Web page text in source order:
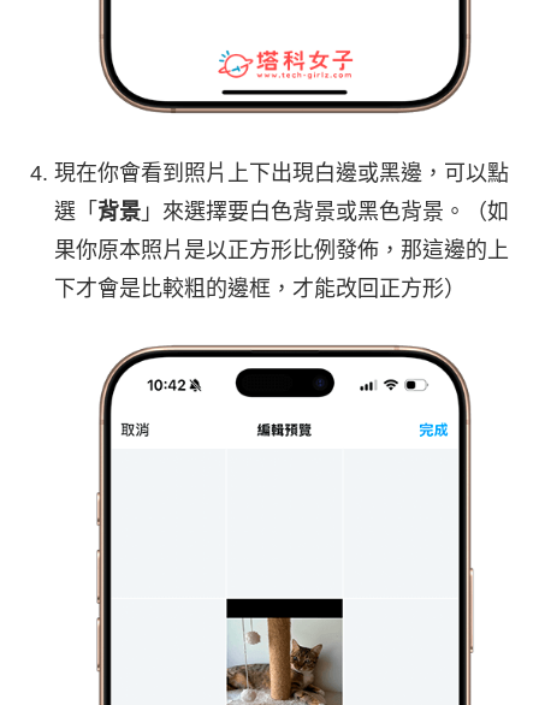
現在你會看到照片上下出現白邊或黑邊，可以點
選「 背景 」來選擇要白色背景或黑色背景。（如
果你原本照片是以正方形比例發佈，那這邊的上
下才會是比較粗的邊框，才能改回正方形）